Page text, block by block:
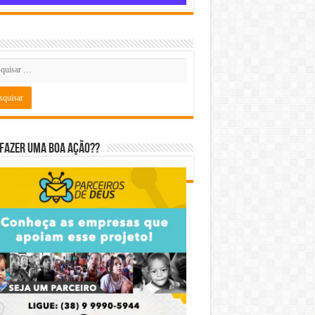
uma boa ação??